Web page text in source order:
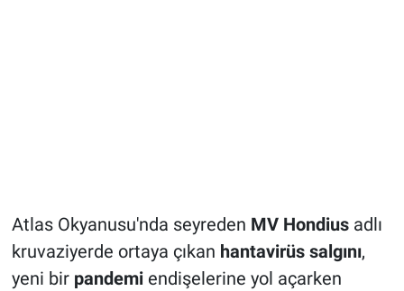
Atlas Okyanusu'nda seyreden MV Hondius adlı
kruvaziyerde ortaya çıkan hantavirüs salgını,
yeni bir pandemiendişelerine yol açarken